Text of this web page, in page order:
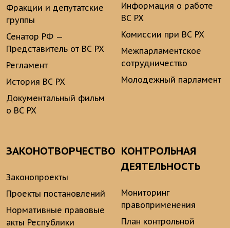
Фракции и депутатские
группы
Сенатор РФ —
Представитель от ВС РХ
Регламент
История ВС РХ
Документальный фильм
о ВС РХ
Информация о работе
ВС РХ
Комиссии при ВС РХ
Межпарламентское
сотрудничество
Молодежный парламент
ЗАКОНОТВОРЧЕСТВО
Законопроекты
Проекты постановлений
Нормативные правовые
акты Республики
КОНТРОЛЬНАЯ
ДЕЯТЕЛЬНОСТЬ
Мониторинг
правоприменения
План контрольной